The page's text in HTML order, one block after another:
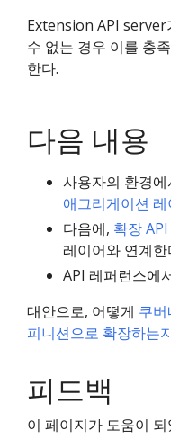
Extension API server
수 없는 경우 이를 충
한다.
다음 내용
사용자의 환경
애그리게이션
다음에, 확장
레이어와 연계한
API 레퍼런스에
대안으로, 어떻게 쿠
피니션으로 확장하는
피드백
이 페이지가 도움이 되